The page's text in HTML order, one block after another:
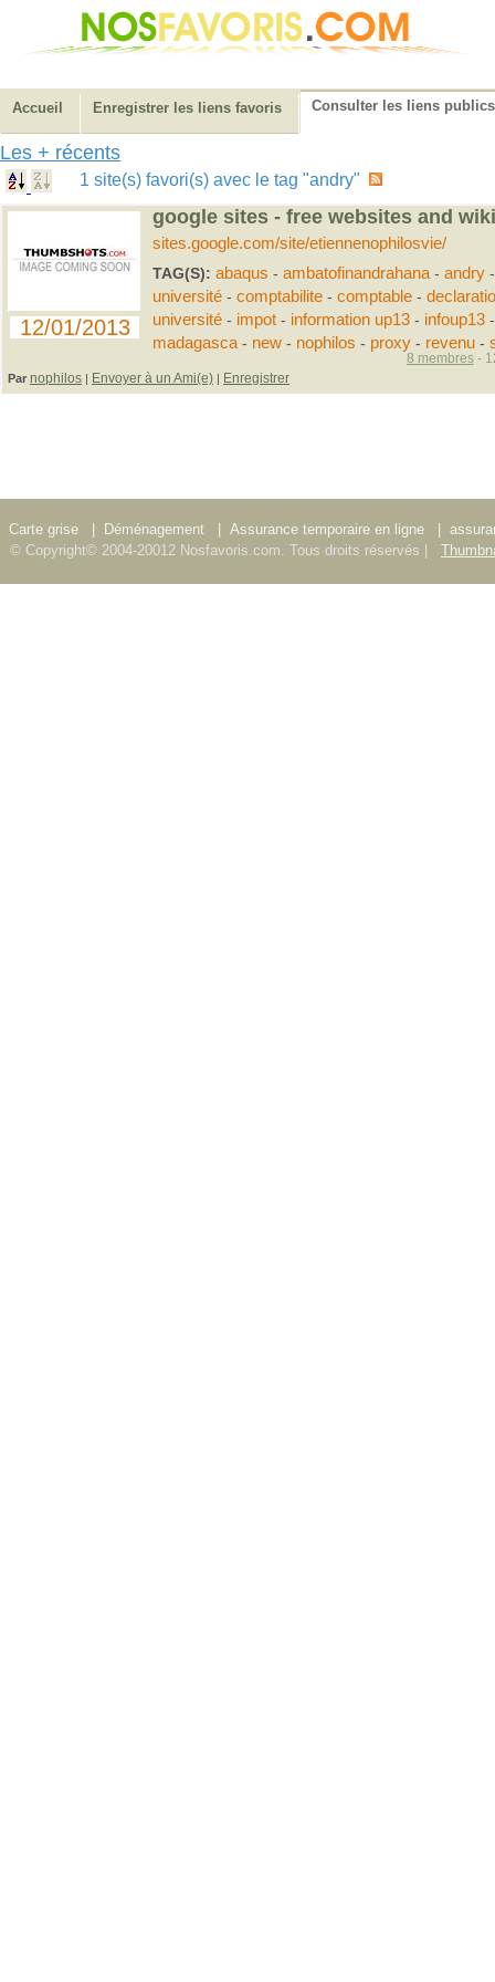
Accueil Enregistrer les liens favoris Consulter les liens publics
Les + récents
1 site(s) favori(s) avec le tag "andry"
12/01/2013
google sites - free websites and
sites.google.com/site/etiennenophilosvie/
TAG(S): abaqus - ambatofinandrahana- andry
université- comptabilite- comptable-
université- impot- information up13- infoup13
madagasca- new - nophilos - proxy- revenu-
Par nophilos | Envoyer à un Ami(e) | Enregistrer
8 membres-
Carte grise Déménagement Assurance temporaire en ligne
© Copyright© 2004-20012 Nosfavoris.com. Tous droits réservés |